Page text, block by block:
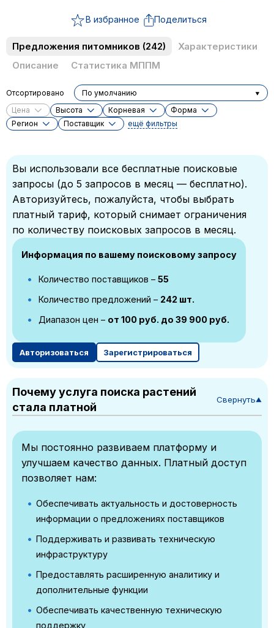
В избранное Поделиться
Предложения питомников (242)
Характеристики
Описание
Статистика МППМ
Цена Высота Корневая
Форма
Регион
Поставщик ещё фильтры
Отсортировано По умолчанию
Вы использовали все бесплатные поисковые
запросы (до 5 запросов в месяц — бесплатно).
Авторизуйтесь, пожалуйста, чтобы выбрать
платный тариф, который снимает ограничения
по количеству поисковых запросов в месяц.
Информация по вашему поисковому запросу
Количество поставщиков – 55
Количество предложений – 242 шт.
Диапазон цен – от 100 руб. до 39 900 руб.
Авторизоваться Зарегистрироваться
Почему услуга поиска растений
стала платной
Свернуть▼
Мы постоянно развиваем платформу и
улучшаем качество данных. Платный доступ
позволяет нам:
Обеспечивать актуальность и достоверность
информации о предложениях поставщиков
Поддерживать и развивать техническую
инфраструктуру
Предоставлять расширенную аналитику и
дополнительные функции
Обеспечивать качественную техническую
поддержку